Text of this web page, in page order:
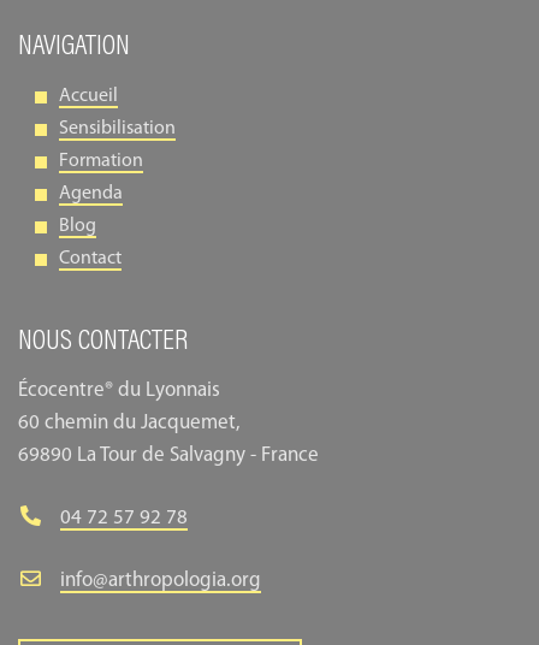
NAVIGATION
Accueil
Sensibilisation
Formation
Agenda
Blog
Contact
NOUS CONTACTER
Écocentre® du Lyonnais
60 chemin du Jacquemet,
69890 La Tour de Salvagny - France
04 72 57 92 78
info@arthropologia.org